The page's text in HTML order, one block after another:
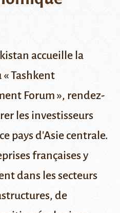
accueille la
Tashkent
Forum », rendez-
les investisseurs
pays d'Asie centrale.
françaises y
dans les secteurs
de